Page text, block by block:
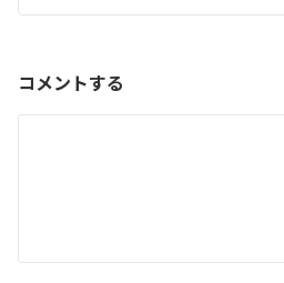
コメントする